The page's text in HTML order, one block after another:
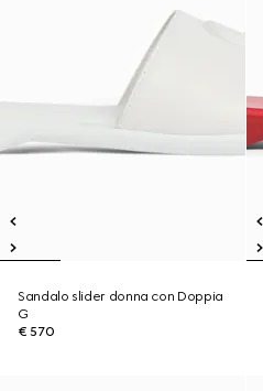
Sandalo slider donna con Doppia
G
€ 570